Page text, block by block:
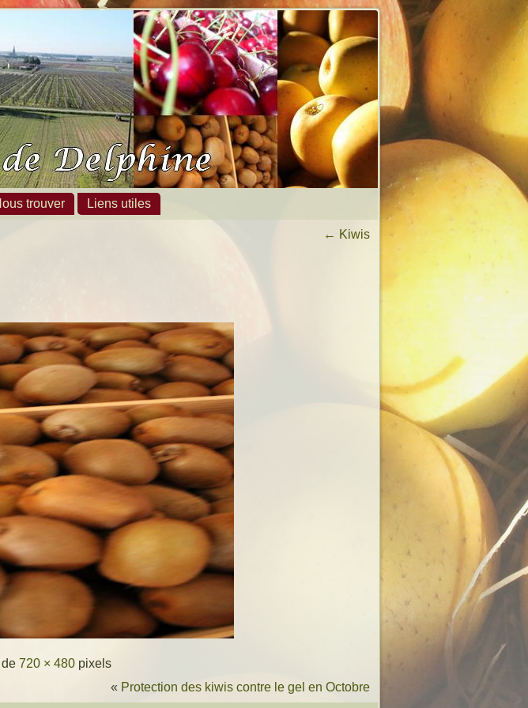
trouver Liens utiles
← Kiwis
720 × 480 pixels
« Protection des kiwis contre le gel en Octobre